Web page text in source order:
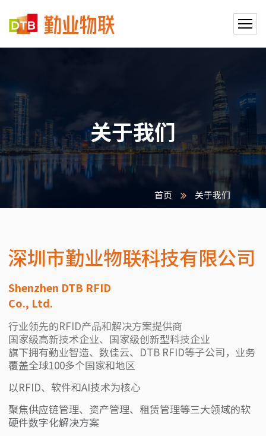
关于我们
首页 关于我们
深圳市勤业物联科技有限公司
Shenzhen DTB RFID
Co., Ltd.
行业领先的RFID产品和解决方案提供商
国家级高新技术企业、国家级创新型科技企业
旗下拥有勤业智造、数佳云、DTB RFID等子公司，业务
覆盖全球100多个国家和地区
以RFID、软件和AI技术为核心
聚焦供应链管理、资产管理、租赁管理等三大领域的软
硬件数字化解决方案